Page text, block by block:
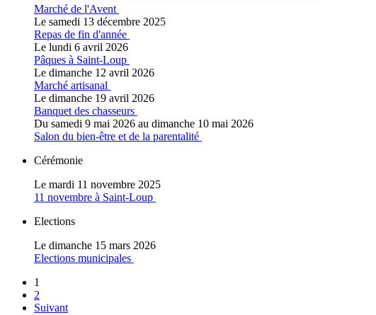
Marché de l'Avent
Le samedi 13 décembre 2025
Repas de fin d'année
Le lundi 6 avril 2026
Pâques à Saint-Loup
Le dimanche 12 avril 2026
Marché artisanal
Le dimanche 19 avril 2026
Banquet des chasseurs
Du samedi 9 mai 2026 au dimanche 10 mai 2026
Salon du bien-être et de la parentalité
Cérémonie
Le mardi 11 novembre 2025
11 novembre à Saint-Loup
Elections
Le dimanche 15 mars 2026
Elections municipales
1
2
Suivant